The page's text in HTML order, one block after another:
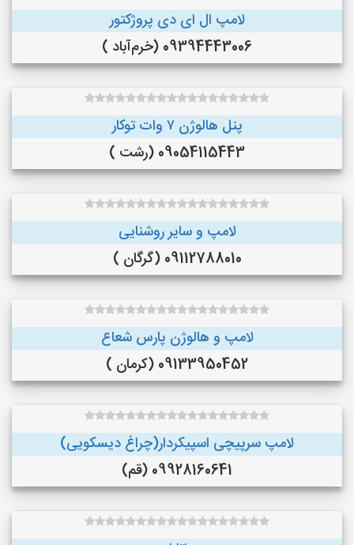
لامپ ال ای دی پروژکتور
09394443006 (خرم‌آباد )
پنل هالوژن ۷ وات توکار
09054115443 (رشت )
لامپ و سایر روشنایی
09112788010 (گرگان )
لامپ و هالوژن پارس شعاع
09133950452 (کرمان )
لامپ سرپیچی اسپیکردار(چراغ دیسکویی)
09928160641 (قم)